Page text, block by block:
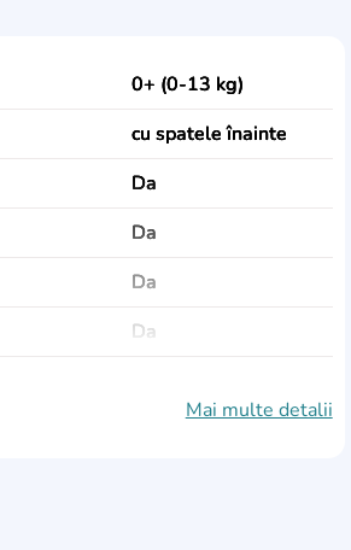
0+ (0-13 kg)
cu spatele înainte
Da
Da
Da
Da
Mai multe detalii